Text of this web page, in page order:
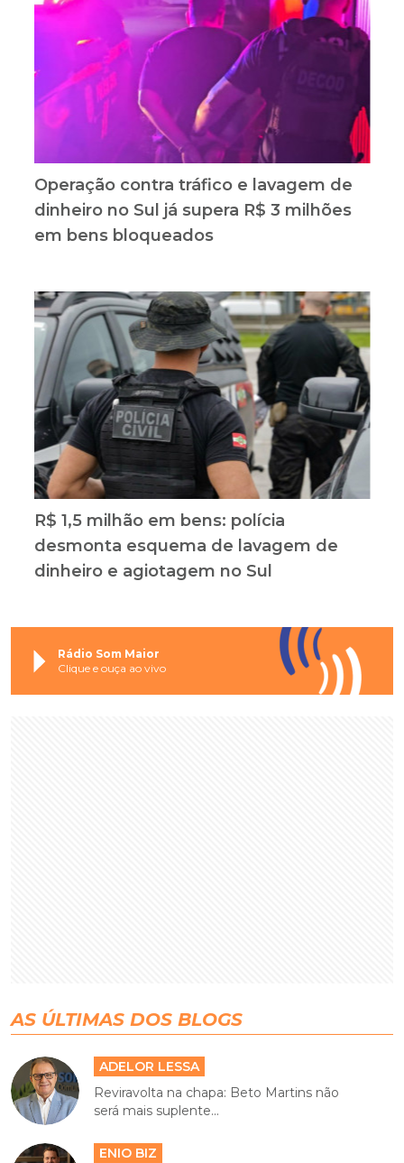
Operação contra tráfico e lavagem de
dinheiro no Sul já supera R$ 3 milhões
em bens bloqueados
R$ 1,5 milhão em bens: polícia
desmonta esquema de lavagem de
dinheiro e agiotagem no Sul
Rádio Som Maior
Clique e ouça ao vivo
AS ÚLTIMAS DOS BLOGS
ADELOR LESSA
Reviravolta na chapa: Beto Martins não
será mais suplente...
ENIO BIZ